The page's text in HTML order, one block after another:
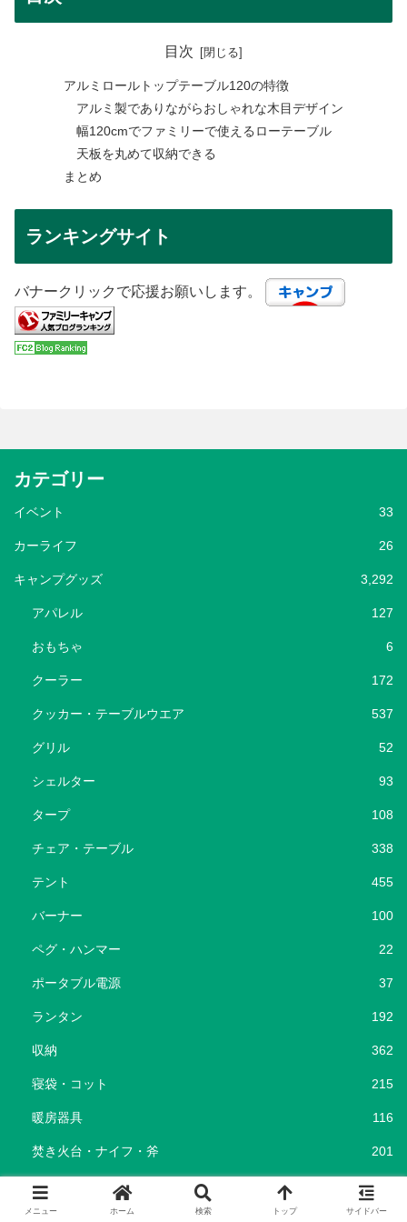
目次
アルミロールトップテーブル120の特徴
アルミ製でありながらおしゃれな木目デザイン
幅120cmでファミリーで使えるローテーブル
天板を丸めて収納できる
まとめ
ランキングサイト
バナークリックで応援お願いします。
カテゴリー
イベント 33
カーライフ 26
キャンプグッズ 3,292
アパレル 127
おもちゃ 6
クーラー 172
クッカー・テーブルウエア 537
グリル 52
シェルター 93
タープ 108
チェア・テーブル 338
テント 455
バーナー 100
ペグ・ハンマー 22
ポータブル電源 37
ランタン 192
収納 362
寝袋・コット 215
暖房器具 116
焚き火台・ナイフ・斧 201
キャンプ場
キャンプ飯
メニュー ホーム 検索 トップ サイドバー